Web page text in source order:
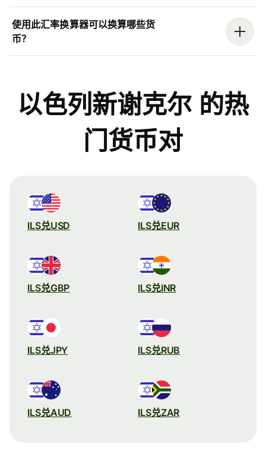
使用此汇率换算器可以换算哪些货
币？
以色列新谢克尔 的热
门货币对
ILS兑USD ILS兑EUR
ILS兑GBP ILS兑INR
ILS兑JPY ILS兑RUB
ILS兑AUD ILS兑ZAR